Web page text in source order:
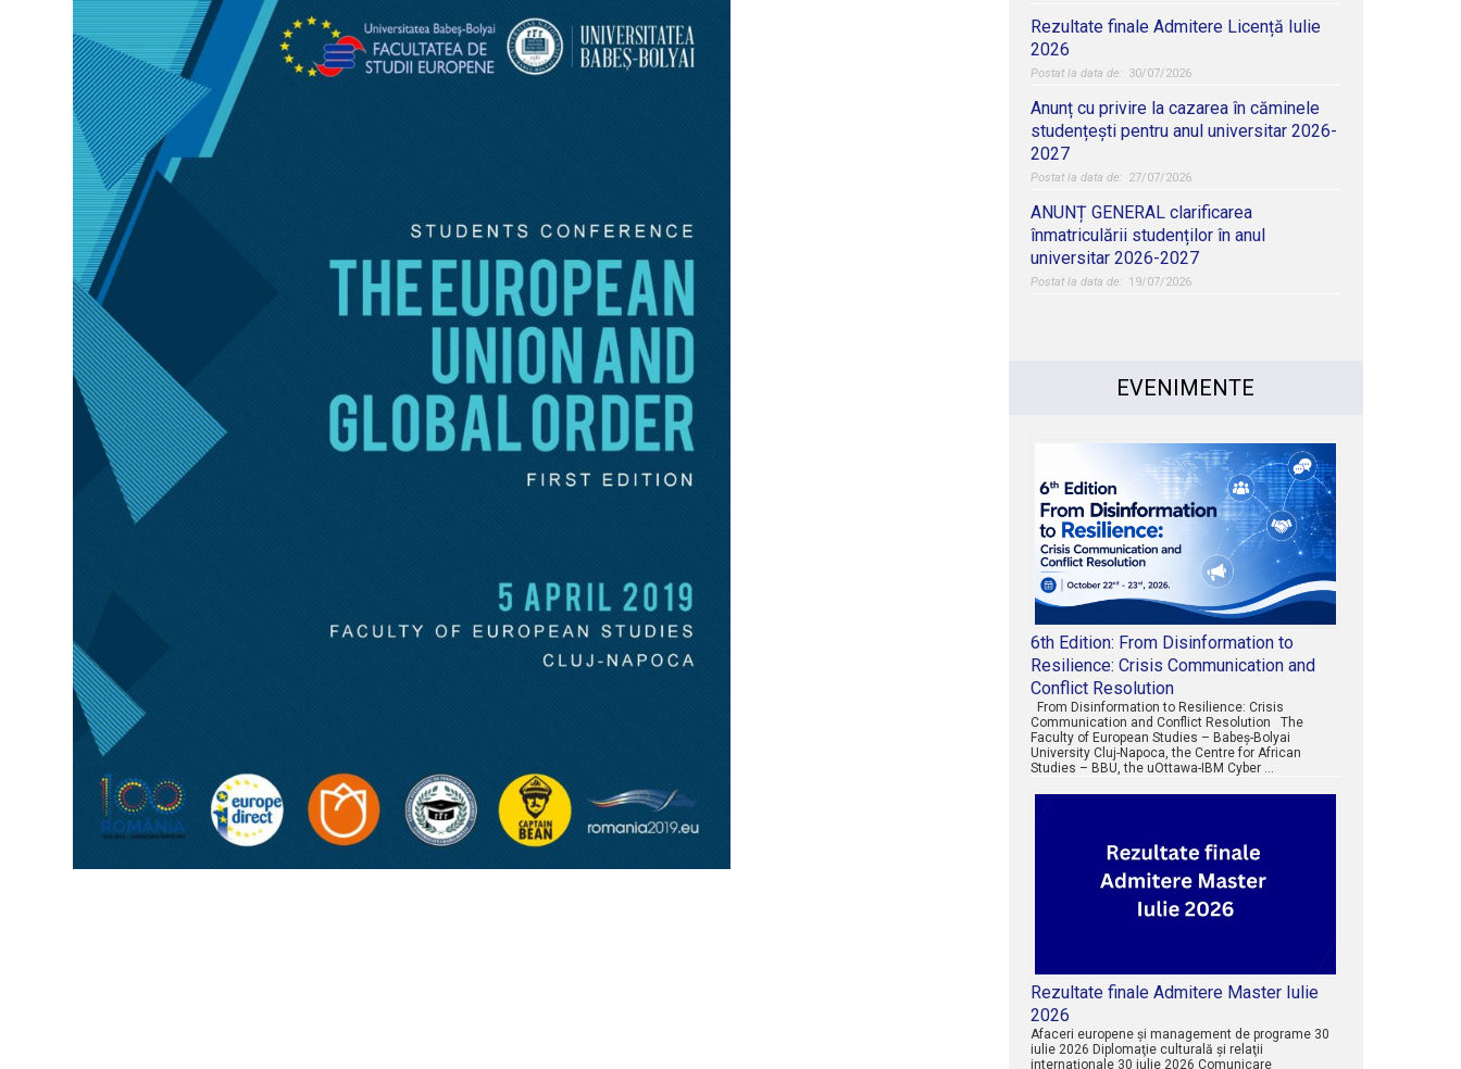
creșterii economice și creării locurilor de muncă, cât și externe, generate de creșterea instabilității în
vecinătate, fenomenul migrației și provocări conexate acestuia, amenințarea teroristă. La acest complex de
factori se adaugă o provocare pe care Uniunea este nevoită să o gestioneze în premieră în istoria sa, respectiv
retragerea unui stat membru, Marea Britanie, ca urmare a rezultatului referendumului din 23 iunie 2016. Anul
trecut s-a comemorat un secol de la evenimentul politic major al anului 1918, desăvârșirea statului național
român. Pe fondul acestui eveniment istoric memorabil, conferința intenționează aducerea în discuție a cât mai
multor momente din cei 100 de ani de istorie (1918-2018), susținute de argumente științifice, în conturarea
trecutului istoric românesc și european, acordând o atenție specială celor mai relevante momente de tulburare
a ordinii naționale și europene. La 12 ani de la aderarea sa la Uniunea Europeană, România a preluat, începând
cu 1 ianuarie 2019, pentru șase luni, responsabilitatea Președinției uneia dintre cele mai importante instituții,
Consiliul Uniunii Europene, pregătirea și derularea acestui mandat reprezintând o prioritate națională. Deținerea
Președinției Consiliului UE va fi o premieră pentru țara noastră și o oportunitate de a demonstra capacitatea de
a îndeplini o sarcină atât de important, printr-o bună planificare și coordonare la nivel national, precum și un
dialog susținut cu instituțiile UE și statele membre ale acesteia. România se află, astfel, în centrul procesului
decizional european, având un rol important în facilitarea procesului de reflecție asupra modului de dezvoltare
și consolidare a proiectului european, a procesului de negociere pentru dezvoltarea acquis-ului comunitar și,
implicit, pentru consolidarea cooperării între statele membre ale Uniunii.
Vă rugăm să ne trimiteți contribuțiile dumneavoastră care vizează teme precum, dar nu numai:
. Globalizarea – între dileme și opțiuni de dezvoltare
o Analiza politicilor publice: actori, procese, teorii;
o Politica Agricolă Comună și impactul său global;
o Politicile privind educația, tineretul, cultura și sportul;
o Președinția României la Consiliul UE;
o Percepția tienerilor asupra calității vieții în Uniunea Europeană;
o Sisteme electorale – probleme, proiecte și reforme;
o E-guvernare, e-participare, e-democrație;
. Centenarul Marii Uniri
. Crizele europene și internaționale. Crize sistemice sau oportunități de dezvoltare?
Rezultate finale Admitere Licență Iulie
2026
30/07/2026
Anunț cu privire la cazarea în căminele
studențești pentru anul universitar 2026-
2027
27/07/2026
ANUNȚ GENERAL clarificarea
înmatriculării studenților în anul
universitar 2026-2027
19/07/2026
EVENIMENTE
6th Edition: From Disinformation to
Resilience: Crisis Communication and
Conflict Resolution
From Disinformation to Resilience: Crisis
Communication and Conflict Resolution The
Faculty of European Studies – Babeș-Bolyai
University Cluj-Napoca, the Centre for African
Studies – BBU, the uOttawa-IBM Cyber …
Rezultate finale Admitere Master Iulie
2026
Afaceri europene şi management de programe 30
iulie 2026 Diplomaţie culturală şi relaţii
internaţionale 30 iulie 2026 Comunicare